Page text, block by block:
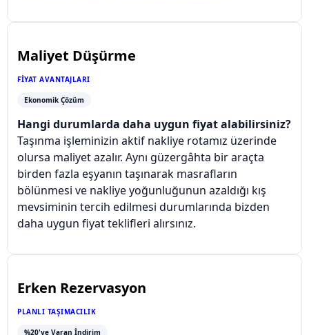
Maliyet Düşürme
FIYAT AVANTAJLARI
Ekonomik Çözüm
Hangi durumlarda daha uygun fiyat alabilirsiniz?
Taşınma işleminizin aktif nakliye rotamız üzerinde
olursa maliyet azalır. Aynı güzergâhta bir araçta
birden fazla eşyanın taşınarak masrafların
bölünmesi ve nakliye yoğunluğunun azaldığı kış
mevsiminin tercih edilmesi durumlarında bizden
daha uygun fiyat teklifleri alırsınız.
Erken Rezervasyon
PLANLI TAŞIMACILIK
%20'ye Varan İndirim